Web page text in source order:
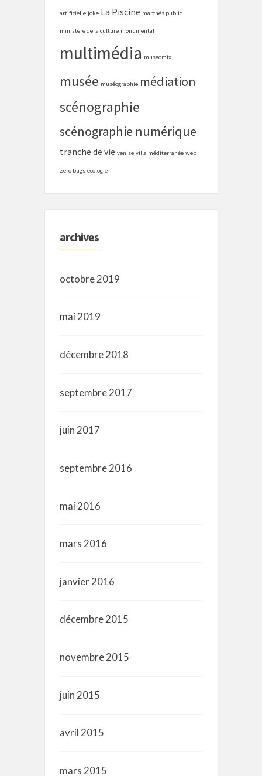
artificielle joke La Piscine marchés public
ministère de la culture monumental
multimédia museomix
musée muséographie médiation
scénographie
scénographie numérique
tranche de vie venise villa méditerranée web
zéro bugs écologie
archives
octobre 2019
mai 2019
décembre 2018
septembre 2017
juin 2017
septembre 2016
mai 2016
mars 2016
janvier 2016
décembre 2015
novembre 2015
juin 2015
avril 2015
mars 2015